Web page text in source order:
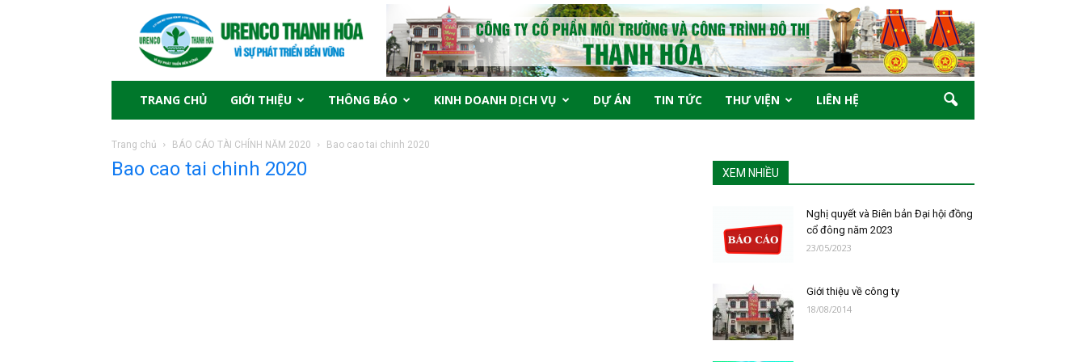
TRANG CHỦ GIỚI THIỆU THÔNG BÁO KINH DOANH DỊCH VỤ DỰ ÁN TIN TỨC THƯ VIỆN LIÊN HỆ
Trang chủ BÁO CÁO TÀI CHÍNH NĂM 2020 Bao cao tai chinh 2020
Bao cao tai chinh 2020 XEM NHIỀU
Nghị quyết và Biên bản Đại hội đồng
cổ đông năm 2023
23/05/2023
Giới thiệu về công ty
18/08/2014